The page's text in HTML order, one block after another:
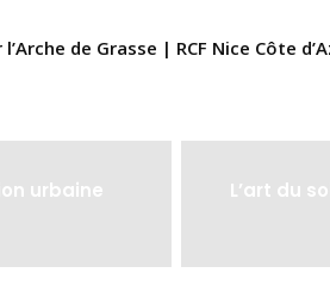
de Grasse | RCF Nice Côte
urbaine
L’art du